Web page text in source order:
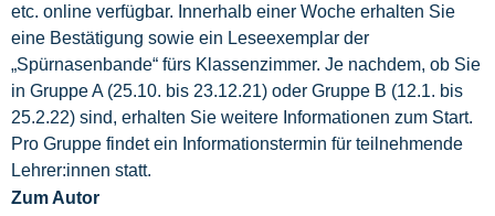
etc. online verfügbar. Innerhalb einer Woche erhalten Sie
eine Bestätigung sowie ein Leseexemplar der
„Spürnasenbande“ fürs Klassenzimmer. Je nachdem, ob Sie
in Gruppe A (25.10. bis 23.12.21) oder Gruppe B (12.1. bis
25.2.22) sind, erhalten Sie weitere Informationen zum Start.
Pro Gruppe findet ein Informationstermin für teilnehmende
Lehrer:innen statt.
Zum Autor